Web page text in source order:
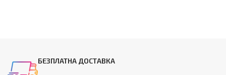
БЕЗПЛАТНА ДОСТАВКА